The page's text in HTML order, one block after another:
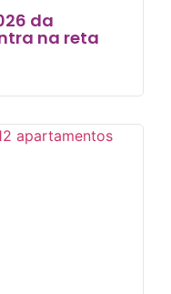
da
na reta